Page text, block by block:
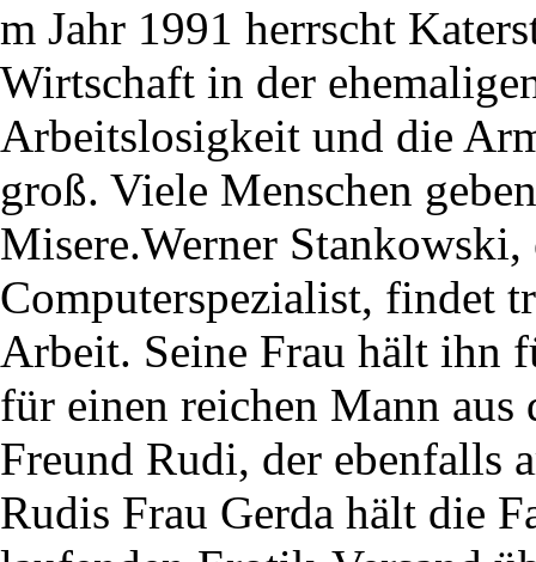
m Jahr 1991 herrscht
Wirtschaft in der
Arbeitslosigkeit und die
groß. Viele Menschen
Misere.Werner
Computerspezialist, findet
Arbeit. Seine Frau hält ihn
für einen reichen Mann aus
Freund Rudi, der ebenfalls
Rudis Frau Gerda hält die